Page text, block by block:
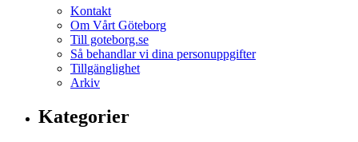
Kontakt
Om Vårt Göteborg
Till goteborg.se
Så behandlar vi dina personuppgifter
Tillgänglighet
Arkiv
Kategorier